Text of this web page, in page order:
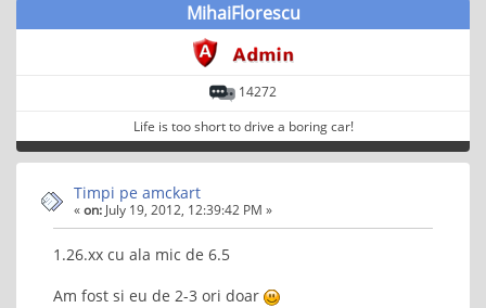
MihaiFlorescu
14272
Life is too short to drive a boring car!
Timpi pe amckart
«on: July 19, 2012, 12:39:42 PM »
1.26.xx cu ala mic de 6.5
Am fost si eu de 2-3 ori doar